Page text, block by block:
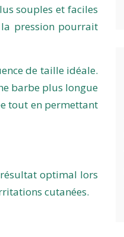
souples et faciles
pression pourrait
de taille idéale.
barbe plus longue
tout en permettant
optimal lors
cutanées.